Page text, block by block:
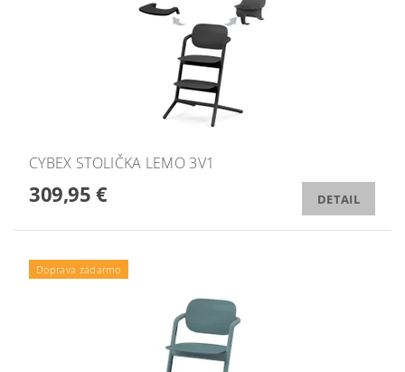
CYBEX STOLIČKA LEMO 3V1
309,95 € DETAIL
Doprava zadarmo